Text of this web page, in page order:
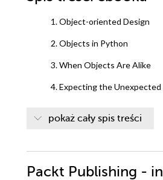
1. Object-oriented Design
2. Objects in Python
3. When Objects Are Alike
4. Expecting the Unexpected
7. Python Object-oriented
8. Strings and Serialization
pokaż cały spis treści
Packt Publishing -